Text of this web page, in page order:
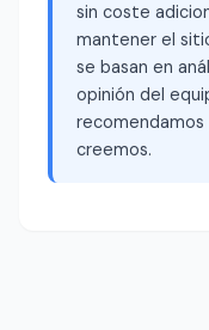
sin coste
mantener el
se basan en
opinión del
creemos.